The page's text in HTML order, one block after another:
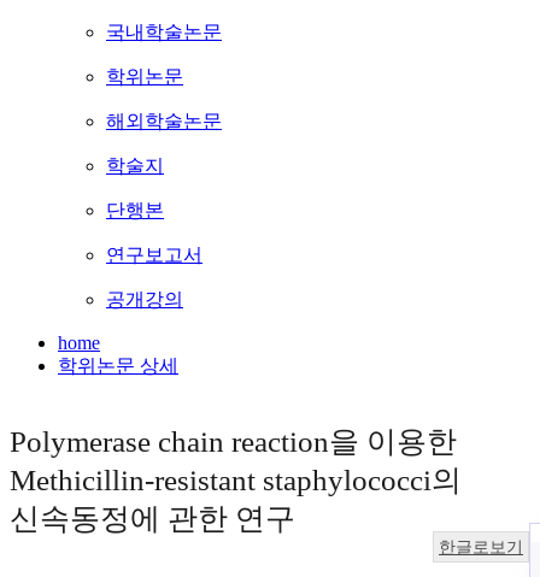
국내학술논문
학위논문
해외학술논문
학술지
단행본
연구보고서
공개강의
home
학위논문 상세
Polymerase chain reaction을 이용한
Methicillin-resistant staphylococci의
신속동정에 관한 연구
한글로보기